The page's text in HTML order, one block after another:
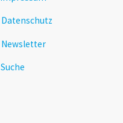
Datenschutz
Newsletter
Suche